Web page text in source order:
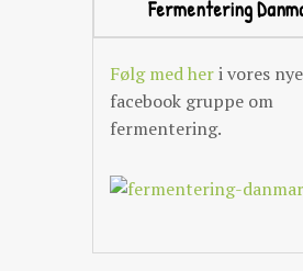
Fermentering
Følg med heri vores nye
facebook gruppe om
fermentering.